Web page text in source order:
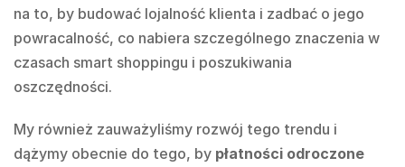
na to, by budować lojalność klienta i zadbać o jego
powracalność, co nabiera szczególnego znaczenia w
czasach smart shoppingu i poszukiwania
oszczędności.
My również zauważyliśmy rozwój tego trendu i
dążymy obecnie do tego, by płatności odroczone